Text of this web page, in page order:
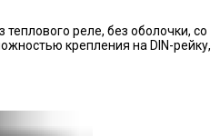
реле, без оболочки, со
крепления на DIN-рейку,